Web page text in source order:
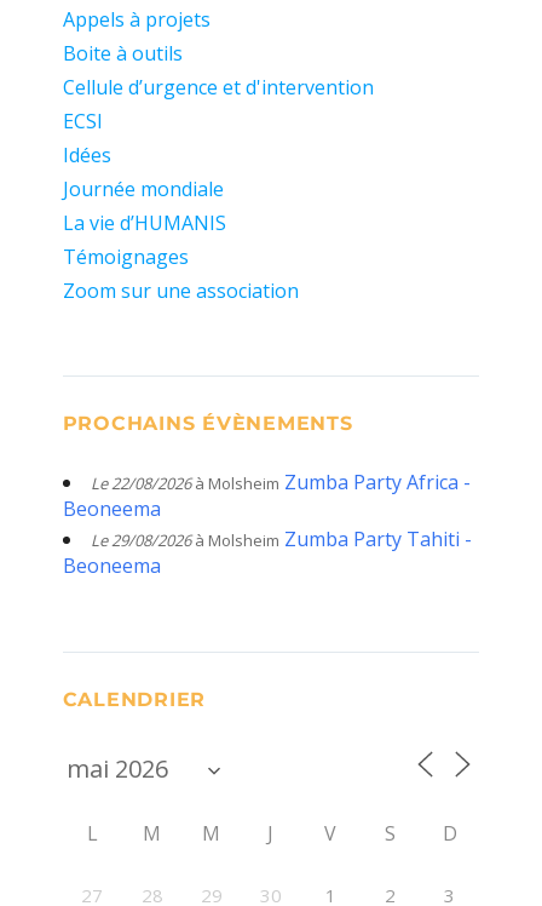
Appels à projets
Boite à outils
Cellule d’urgence et d'intervention
ECSI
Idées
Journée mondiale
La vie d’HUMANIS
Témoignages
Zoom sur une association
PROCHAINS ÉVÈNEMENTS
Le 22/08/2026à Molsheim Zumba Party Africa -
Beoneema
Le 29/08/2026à Molsheim Zumba Party Tahiti -
Beoneema
CALENDRIER
L M M J V S D
27 28 29 30 1 2 3